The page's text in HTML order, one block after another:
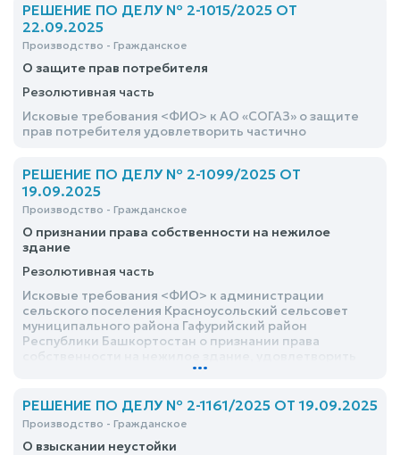
РЕШЕНИЕ ПО ДЕЛУ № 2-1015/2025 ОТ
22.09.2025
Производство - Гражданское
О защите прав потребителя
Резолютивная часть
Исковые требования <ФИО> к АО «СОГАЗ» о защите
прав потребителя удовлетворить частично
РЕШЕНИЕ ПО ДЕЛУ № 2-1099/2025 ОТ
19.09.2025
Производство - Гражданское
О признании права собственности на нежилое
здание
Резолютивная часть
Исковые требования <ФИО> к администрации
сельского поселения Красноусольский сельсовет
муниципального района Гафурийский район
Республики Башкортостан о признании права
...
РЕШЕНИЕ ПО ДЕЛУ № 2-1161/2025 ОТ 19.09.2025
Производство - Гражданское
О взыскании неустойки